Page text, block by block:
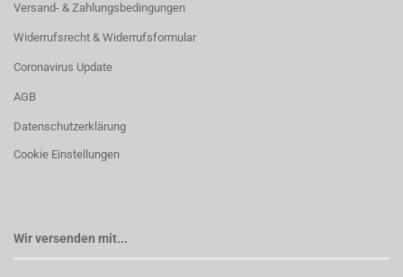
Versand- & Zahlungsbedingungen
Widerrufsrecht & Widerrufsformular
Coronavirus Update
AGB
Datenschutzerklärung
Cookie Einstellungen
Wir versenden mit...